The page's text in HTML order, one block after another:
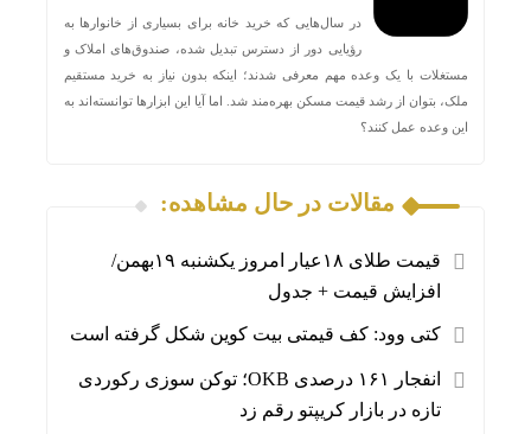
در سال‌هایی که خرید خانه برای بسیاری از خانوارها به
رؤیایی دور از دسترس تبدیل شده، صندوق‌های املاک و
مستغلات با یک وعده مهم معرفی شدند؛ اینکه بدون نیاز به خرید مستقیم
ملک، بتوان از رشد قیمت مسکن بهره‌مند شد. اما آیا این ابزارها توانسته‌اند به
این وعده عمل کنند؟
مقالات در حال مشاهده:
قیمت طلای ۱۸عیار امروز یکشنبه ۱۹بهمن/
افزایش قیمت + جدول
کتی وود: کف قیمتی بیت کوین شکل گرفته است
انفجار ۱۶۱ درصدی OKB؛ توکن سوزی رکوردی
تازه در بازار کریپتو رقم زد